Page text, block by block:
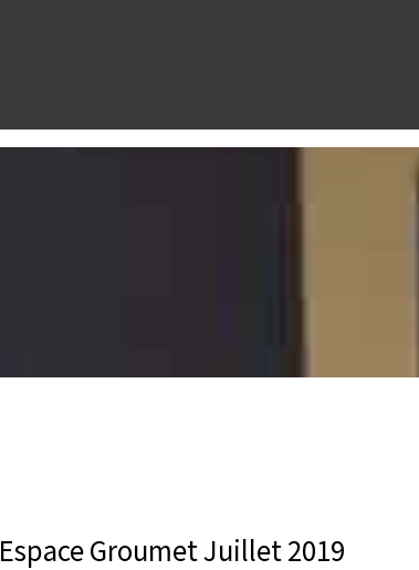
Espace Groumet Juillet 2019